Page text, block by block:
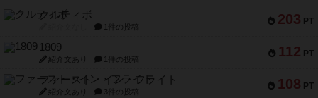
203 PT
クルティボ
1件の投稿
112 PT
1809
紹介文あり 1件の投稿
108 PT
ファースト・イン・フライト
紹介文あり 3件の投稿